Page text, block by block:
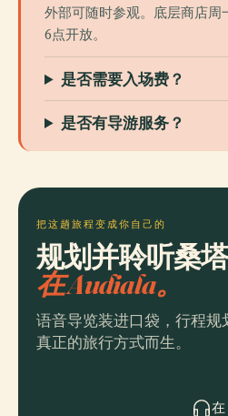
外部可随时参观。底层商店周
6点开放。
是否需要入场费？
是否有导游服务？
把这趟旅程变成你自己的
规划并聆听桑
在 Audiala。
语音导览装进口袋，行程
真正的旅行方式而生。
在